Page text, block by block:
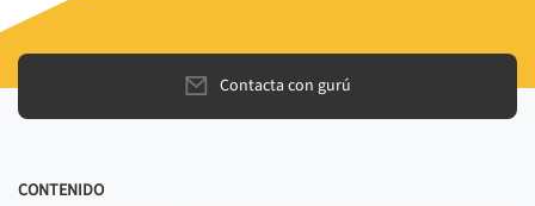
Contacta con gurú
CONTENIDO